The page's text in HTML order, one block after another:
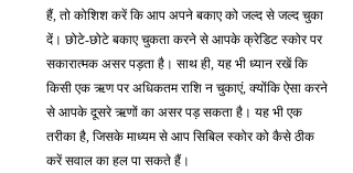
हैं, तो कोशिश करें कि आप अपने बकाए को जल्द से जल्द चुका
दें। छोटे-छोटे बकाए चुकता करने से आपके क्रेडिट स्कोर पर
सकारात्मक असर पड़ता है। साथ ही, यह भी ध्यान रखें कि
किसी एक ऋण पर अधिकतम राशि न चुकाएं, क्योंकि ऐसा करने
से आपके दूसरे ऋणों का असर पड़ सकता है। यह भी एक
तरीका है, जिसके माध्यम से आप सिबिल स्कोर को कैसे ठीक
करें सवाल का हल पा सकते हैं।